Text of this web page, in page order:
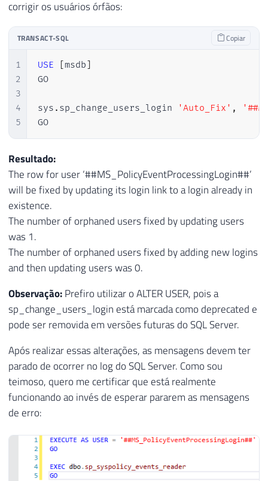
corrigir os usuários órfãos:
TRANSACT-SQL Copiar
1
2
3
4
5
USE [msdb]
GO
sys . sp_change_users_login 'Auto_Fix' ,
GO
Resultado:
The row for user ‘##MS_PolicyEventProcessingLogin##’
will be fixed by updating its login link to a login already in
existence.
The number of orphaned users fixed by updating users
was 1.
The number of orphaned users fixed by adding new logins
and then updating users was 0.
Observação:Prefiro utilizar o ALTER USER, pois a
sp_change_users_login está marcada como deprecated e
pode ser removida em versões futuras do SQL Server.
Após realizar essas alterações, as mensagens devem ter
parado de ocorrer no log do SQL Server. Como sou
teimoso, quero me certificar que está realmente
funcionando ao invés de esperar pararem as mensagens
de erro: